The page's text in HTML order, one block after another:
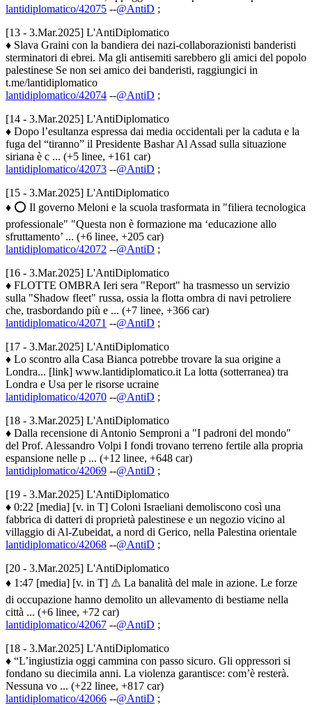
lantidiplomatico/42075 --@AntiD ;
[13 - 3.Mar.2025] L'AntiDiplomatico
♦ Slava Graini con la bandiera dei nazi-collaborazionisti banderisti
sterminatori di ebrei. Ma gli antisemiti sarebbero gli amici del popolo
palestinese Se non sei amico dei banderisti, raggiungici in
t.me/lantidiplomatico
lantidiplomatico/42074 --@AntiD ;
[14 - 3.Mar.2025] L'AntiDiplomatico
♦ Dopo l’esultanza espressa dai media occidentali per la caduta e la
fuga del “tiranno” il Presidente Bashar Al Assad sulla situazione
siriana è c ... (+5 linee, +161 car)
lantidiplomatico/42073 --@AntiD ;
[15 - 3.Mar.2025] L'AntiDiplomatico
♦ ⭕️ Il governo Meloni e la scuola trasformata in "filiera tecnologica
professionale" "Questa non è formazione ma ‘educazione allo
sfruttamento’ ... (+6 linee, +205 car)
lantidiplomatico/42072 --@AntiD ;
[16 - 3.Mar.2025] L'AntiDiplomatico
♦ FLOTTE OMBRA Ieri sera "Report" ha trasmesso un servizio
sulla "Shadow fleet" russa, ossia la flotta ombra di navi petroliere
che, trasbordando più e ... (+7 linee, +366 car)
lantidiplomatico/42071 --@AntiD ;
[17 - 3.Mar.2025] L'AntiDiplomatico
♦ Lo scontro alla Casa Bianca potrebbe trovare la sua origine a
Londra... [link] www.lantidiplomatico.it La lotta (sotterranea) tra
Londra e Usa per le risorse ucraine
lantidiplomatico/42070 --@AntiD ;
[18 - 3.Mar.2025] L'AntiDiplomatico
♦ Dalla recensione di Antonio Semproni a "I padroni del mondo"
del Prof. Alessandro Volpi I fondi trovano terreno fertile alla propria
espansione nelle p ... (+12 linee, +648 car)
lantidiplomatico/42069 --@AntiD ;
[19 - 3.Mar.2025] L'AntiDiplomatico
♦ 0:22 [media] [v. in T] Coloni Israeliani demoliscono così una
fabbrica di datteri di proprietà palestinese e un negozio vicino al
villaggio di Al-Zubeidat, a nord di Gerico, nella Palestina orientale
lantidiplomatico/42068 --@AntiD ;
[20 - 3.Mar.2025] L'AntiDiplomatico
♦ 1:47 [media] [v. in T] ⚠️ La banalità del male in azione. Le forze
di occupazione hanno demolito un allevamento di bestiame nella
città ... (+6 linee, +72 car)
lantidiplomatico/42067 --@AntiD ;
[18 - 3.Mar.2025] L'AntiDiplomatico
♦ “L’ingiustizia oggi cammina con passo sicuro. Gli oppressori si
fondano su diecimila anni. La violenza garantisce: com’è resterà.
Nessuna vo ... (+22 linee, +817 car)
lantidiplomatico/42066 --@AntiD ;